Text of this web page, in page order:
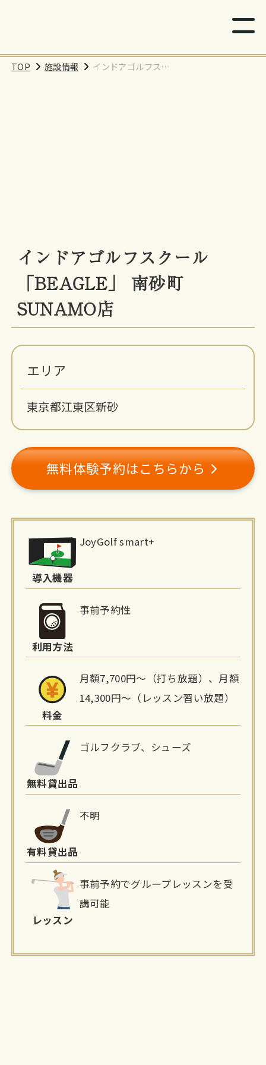
TOP 施設情報
インドアゴルフスク
インドアゴルフスクール
「BEAGLE」 南砂町
SUNAMO店
エリア
東京都江東区新砂
無料体験予約はこちらから
報
導入機器
JoyGolf smart+
利用方法
事前予約性
料金
月額7,700円～（打ち放題）、月額
14,300円～（レッスン習い放題）
無料貸出品
ゴルフクラブ、シューズ
有料貸出品
不明
レッスン
事前予約でグループレッスンを受
講可能